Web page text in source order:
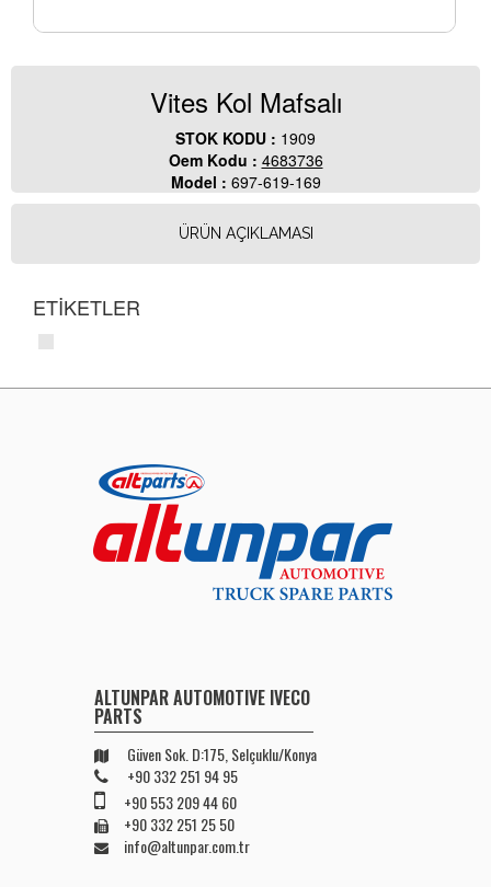
Vites Kol Mafsalı
STOK KODU : 1909
Oem Kodu : 4683736
Model : 697-619-169
ÜRÜN AÇIKLAMASI
ETİKETLER
ALTUNPAR AUTOMOTIVE IVECO
PARTS
Güven Sok. D:175, Selçuklu/Konya
+90 332 251 94 95
+90 553 209 44 60
+90 332 251 25 50
info@altunpar.com.tr